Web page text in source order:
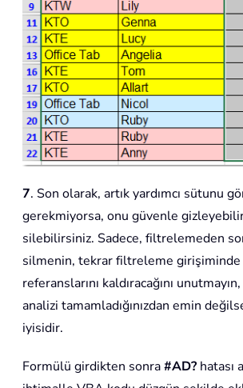
7. Son olarak, artık yardımcı sütunu
gerekmiyorsa, onu güvenle
silebilirsiniz. Sadece, filtrelemeden
silmenin, tekrar filtreleme girişiminde
referanslarını kaldıracağını
analizi tamamladığınızdan emin
iyisidir.
Formülü girdikten sonra#AD? hatası